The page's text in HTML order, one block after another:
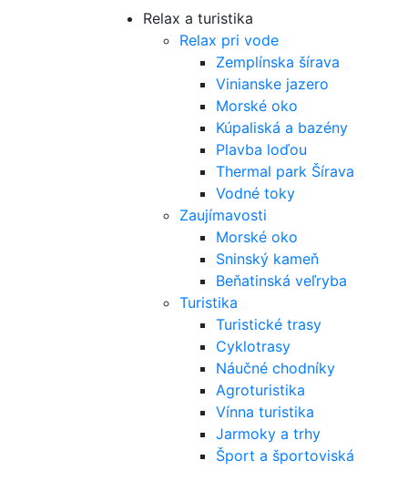
Relax a turistika
Relax pri vode
Zemplínska šírava
Vinianske jazero
Morské oko
Kúpaliská a bazény
Plavba loďou
Thermal park Šírava
Vodné toky
Zaujímavosti
Morské oko
Sninský kameň
Beňatinská veľryba
Turistika
Turistické trasy
Cyklotrasy
Náučné chodníky
Agroturistika
Vínna turistika
Jarmoky a trhy
Šport a športoviská